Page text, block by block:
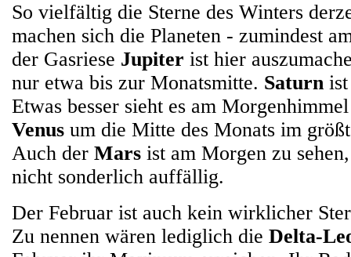
So vielfältig die Sterne des Winters
machen sich die Planeten - zumindest
der Gasriese Jupiter ist hier
nur etwa bis zur Monatsmitte. Saturn
Etwas besser sieht es am
Venus um die Mitte des Monats im
Auch der Mars ist am Morgen zu
nicht sonderlich auffällig.
Der Februar ist auch kein wirklicher
Zu nennen wären lediglich die Delta-